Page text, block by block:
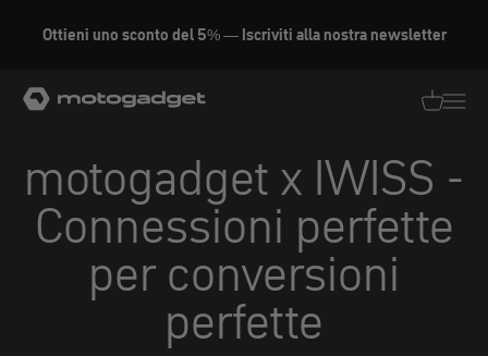
Prodotto in Germania
motogadget GmbH
motogadget x IWISS -
Connessioni perfette
per conversioni
perfette